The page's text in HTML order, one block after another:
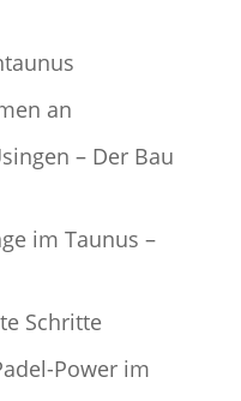
an
– Der Bau
im Taunus –
Schritte
Power im